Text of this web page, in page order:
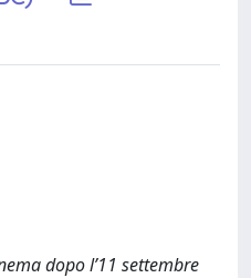
dopo l’11 settembre